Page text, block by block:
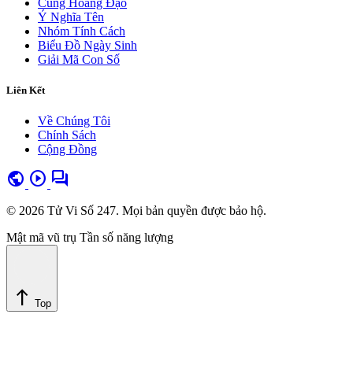
Cung Hoàng Đạo
Ý Nghĩa Tên
Nhóm Tính Cách
Biểu Đồ Ngày Sinh
Giải Mã Con Số
Liên Kết
Về Chúng Tôi
Chính Sách
Cộng Đồng
public play_circle forum
© 2026 Tử Vi Số 247. Mọi bản quyền được bảo hộ.
Mật mã vũ trụ Tần số năng lượng
north Top